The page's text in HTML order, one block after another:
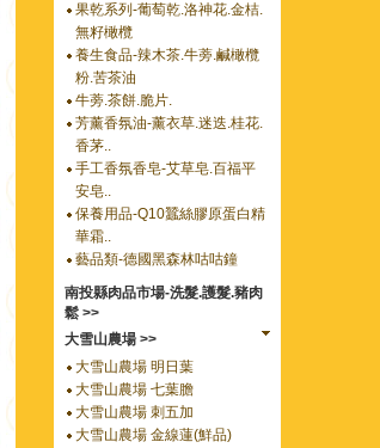
果乾系列-葡萄乾.洛神花.金桔.
無籽橄欖
養生食品-辣木茶.牛蒡.鹹橄欖
粉.苦茶油
牛蒡.茶餅.脆片.
芳薰香氛油-薰衣草.迷迭.桂花.
香茅..
手工香氛香皂-艾草皂.百福平
安皂..
保養用品-Q10蠶絲膠原蛋白精
華霜..
藝品類-德國黑森林咕咕鐘
南投縣肉品市場-洗髮.護髮.豬肉
鬆 >>
大雪山農場 >>
大雪山農場 明日葉
大雪山農場 七葉膽
大雪山農場 刺五加
大雪山農場 金線蓮(鮮品)